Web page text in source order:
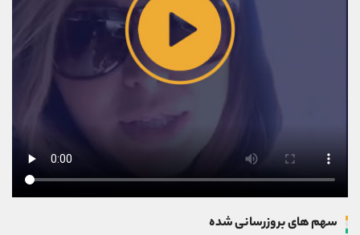
سهم های بروزرسانی شده